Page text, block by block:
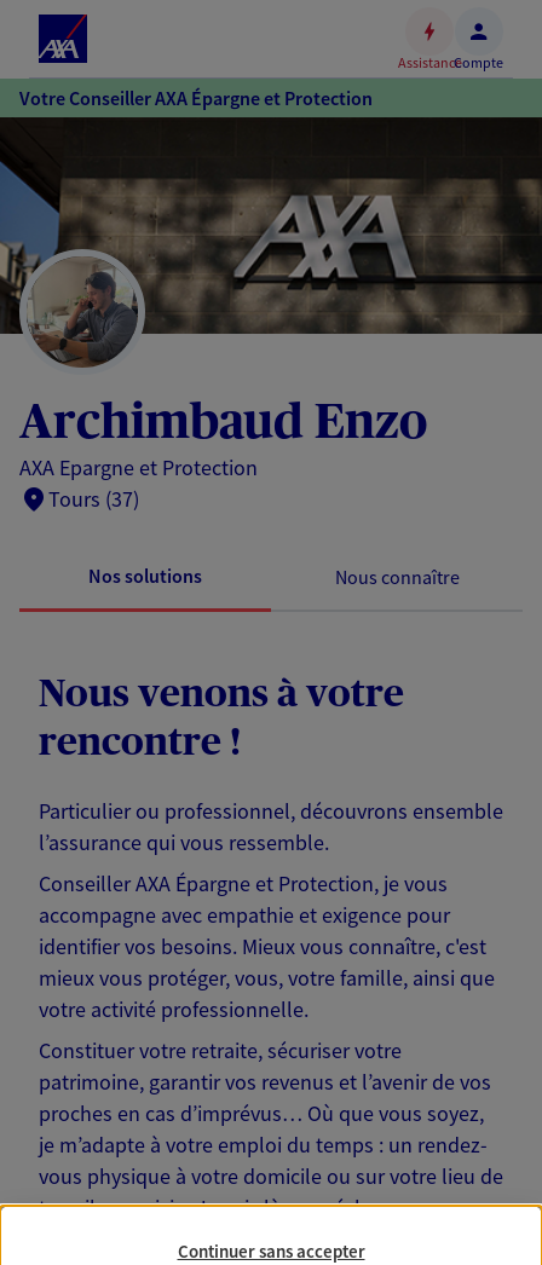
Accéder
au
Accéder
au
pied
de
page
AssistanceCompte
Votre Conseiller AXA Épargne et Protection
Archimbaud Enzo
AXA Epargne et Protection
Tours (37)
Nos solutions Nous connaître
Nous venons à votre
rencontre !
Particulier ou professionnel, découvrons ensemble
l’assurance qui vous ressemble.
Conseiller AXA Épargne et Protection, je vous
accompagne avec empathie et exigence pour
identifier vos besoins. Mieux vous connaître, c'est
mieux vous protéger, vous, votre famille, ainsi que
votre activité professionnelle.
Constituer votre retraite, sécuriser votre
patrimoine, garantir vos revenus et l’avenir de vos
proches en cas d’imprévus… Où que vous soyez,
je m’adapte à votre emploi du temps : un rendez-
vous physique à votre domicile ou sur votre lieu de
travail, une visio. Je suis là pour échanger avec
Continuer sans accepter